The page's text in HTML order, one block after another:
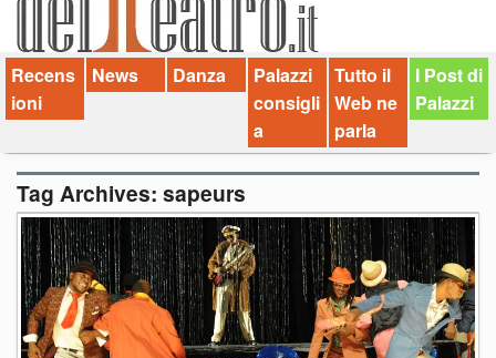
Palazzi consiglia
Video
Chi siamo
Contatti
dT in English
Recens
ioni
News Danza
Palazzi
consigli
a
Tutto il
Web ne
parla
I Post di
Palazzi
Tag Archives: sapeurs